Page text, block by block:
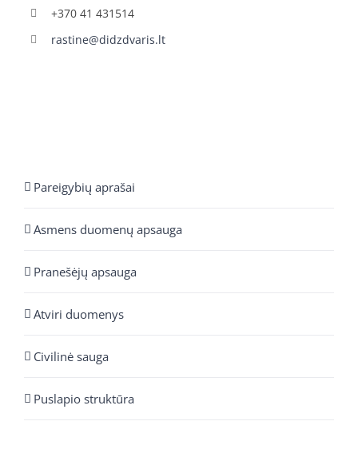
+370 41 431514
rastine@didzdvaris.lt
Pareigybių aprašai
Asmens duomenų apsauga
Pranešėjų apsauga
Atviri duomenys
Civilinė sauga
Puslapio struktūra